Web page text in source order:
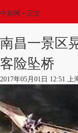
中新网 • 正文
南昌一景区
客险坠桥
2017年05月01日 12:51 上